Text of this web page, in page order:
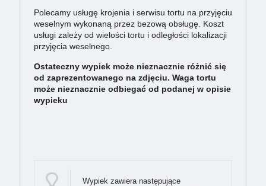
Polecamy usługę krojenia i serwisu tortu na przyjęciu
weselnym wykonaną przez bezową obsługę. Koszt
usługi zależy od wielości tortu i odległości lokalizacji
przyjęcia weselnego.
Ostateczny wypiek może nieznacznie różnić się
od zaprezentowanego na zdjęciu. Waga tortu
może nieznacznie odbiegać od podanej w opisie
wypieku
Wypiek zawiera następujące